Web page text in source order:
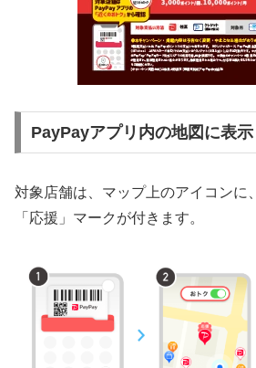
PayPayアプリ内の地図に表示
対象店舗は、マップ上のアイコンに、
「応援」マークが付きます。